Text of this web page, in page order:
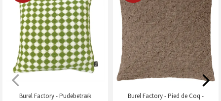
Burel Factory - Pudebetræk
Burel Factory - Pied de Coq -